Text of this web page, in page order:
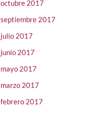
octubre 2017
septiembre 2017
julio 2017
junio 2017
mayo 2017
marzo 2017
febrero 2017